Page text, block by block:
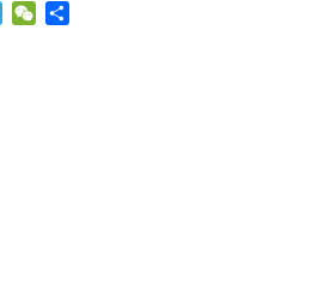
TelegramWeChat